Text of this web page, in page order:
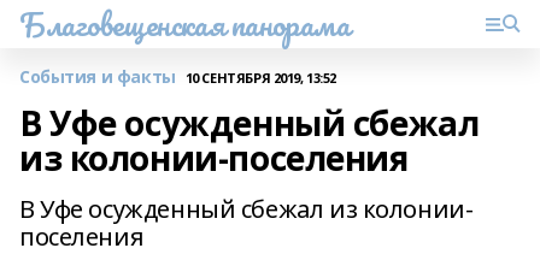
Благовещенская панорама
События и факты 10 СЕНТЯБРЯ 2019, 13:52
В Уфе осужденный сбежал
из колонии-поселения
В Уфе осужденный сбежал из колонии-
поселения